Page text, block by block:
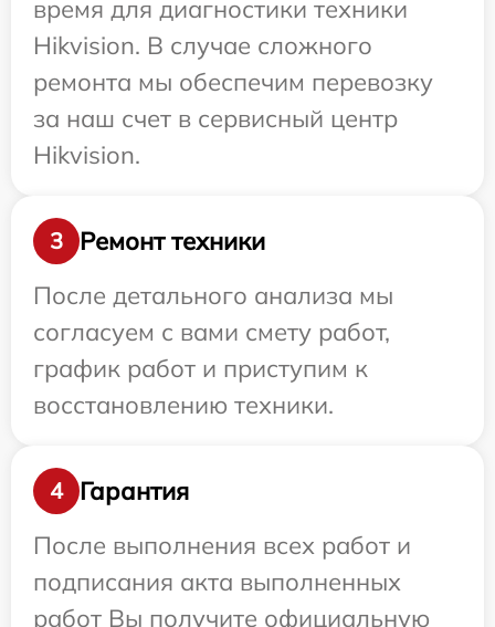
время для диагностики техники
Hikvision. В случае сложного
ремонта мы обеспечим перевозку
за наш счет в сервисный центр
Hikvision.
3
Ремонт техники
После детального анализа мы
согласуем с вами смету работ,
график работ и приступим к
восстановлению техники.
4
Гарантия
После выполнения всех работ и
подписания акта выполненных
работ Вы получите официальную